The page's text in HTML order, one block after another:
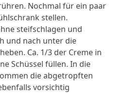
Nochmal für ein paar
stellen.
steifschlagen und
und nach unter die
Ca. 1/3 der Creme in
Schüssel füllen. In die
die abgetropften
vorsichtig